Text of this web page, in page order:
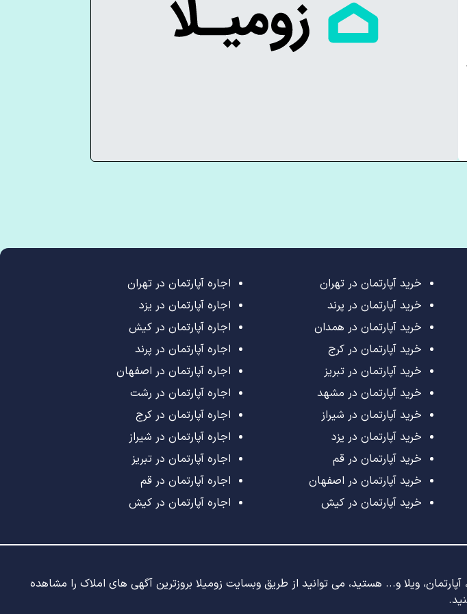
خرید آپارتمان در تهران
خرید آپارتمان در پرند
خرید آپارتمان در همدان
خرید آپارتمان در کرج
خرید آپارتمان در تبریز
خرید آپارتمان در مشهد
خرید آپارتمان در شیراز
خرید آپارتمان در یزد
خرید آپارتمان در قم
خرید آپارتمان در اصفهان
خرید آپارتمان در کیش
اجاره آپارتمان در تهران
اجاره آپارتمان در یزد
اجاره آپارتمان در کیش
اجاره آپارتمان در پرند
اجاره آپارتمان در اصفهان
اجاره آپارتمان در رشت
اجاره آپارتمان در کرج
اجاره آپارتمان در شیراز
اجاره آپارتمان در تبریز
اجاره آپارتمان در قم
اجاره آپارتمان در کیش
ویلا و... هستید، می توانید از طریق وبسایت زومیلا بروزترین آگهی های املاک را مشاهده